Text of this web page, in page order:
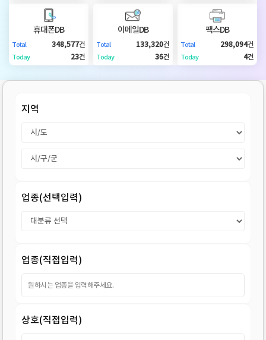
DB
인
휴
지역
업종(선택입력)
업종(직접입력)
상호(직접입력)
휴대폰DB
Total 348,577건
Today 23건
이메일DB
Total 133,320건
Today 36건
팩스DB
Total 298,094건
Today 4건